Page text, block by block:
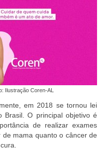
Ilustração Coren-AL
em 2018 se tornou lei
Brasil. O principal objetivo é
de realizar exames
mama quanto o câncer de